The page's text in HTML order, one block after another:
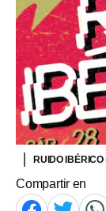
RUIDO IBÉRICO
Compartir en